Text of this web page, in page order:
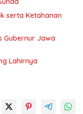
serta Ketahanan
Gubernur Jawa
Lahirnya